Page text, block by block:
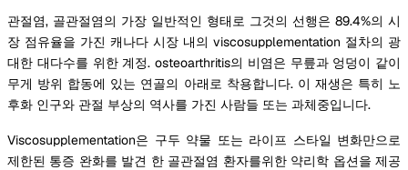
관절염, 골관절염의 가장 일반적인 형태로 그것의 선행은 89.4%의 시
장 점유율을 가진 캐나다 시장 내의 viscosupplementation 절차의 광
대한 대다수를 위한 계정. osteoarthritis의 비염은 무릎과 엉덩이 같이
무게 방위 합동에 있는 연골의 아래로 착용합니다. 이 재생은 특히 노
후화 인구와 관절 부상의 역사를 가진 사람들 또는 과체중입니다.
Viscosupplementation은 구두 약물 또는 라이프 스타일 변화만으로
제한된 통증 완화를 발견 한 골관절염 환자를위한 약리학 옵션을 제공